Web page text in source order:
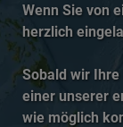
Wenn Sie von
herzlich
Sobald wir
einer unserer
wie möglich